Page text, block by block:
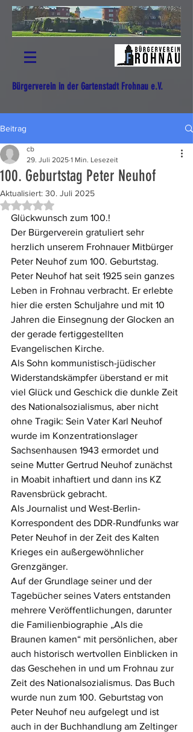
Bürgerverein in der Gartenstadt Frohnau e.V.
Beitrag
100. Geburtstag Peter Neuhof
cb
29. Juli 2025 1 Min. Lesezeit
Aktualisiert: 30. Juli 2025
Mit NaN von 5 Sternen bewertet.
Glückwunsch zum 100.!
Der Bürgerverein gratuliert sehr
herzlich unserem Frohnauer Mitbürger
Peter Neuhof zum 100. Geburtstag.
Peter Neuhof hat seit 1925 sein ganzes
Leben in Frohnau verbracht. Er erlebte
hier die ersten Schuljahre und mit 10
Jahren die Einsegnung der Glocken an
der gerade fertiggestellten
Evangelischen Kirche.
Als Sohn kommunistisch-jüdischer
Widerstandskämpfer überstand er mit
viel Glück und Geschick die dunkle Zeit
des Nationalsozialismus, aber nicht
ohne Tragik: Sein Vater Karl Neuhof
wurde im Konzentrationslager
Sachsenhausen 1943 ermordet und
seine Mutter Gertrud Neuhof zunächst
in Moabit inhaftiert und dann ins KZ
Ravensbrück gebracht.
Als Journalist und West-Berlin-
Korrespondent des DDR-Rundfunks war
Peter Neuhof in der Zeit des Kalten
Krieges ein außergewöhnlicher
Grenzgänger.
Auf der Grundlage seiner und der
Tagebücher seines Vaters entstanden
mehrere Veröffentlichungen, darunter
die Familienbiographie „Als die
Braunen kamen“ mit persönlichen, aber
auch historisch wertvollen Einblicken in
das Geschehen in und um Frohnau zur
Zeit des Nationalsozialismus. Das Buch
wurde nun zum 100. Geburtstag von
Peter Neuhof neu aufgelegt und ist
auch in der Buchhandlung am Zeltinger